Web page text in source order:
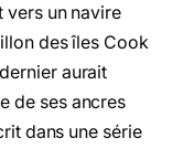
vers un navire
des îles Cook
aurait
de ses ancres
dans une série